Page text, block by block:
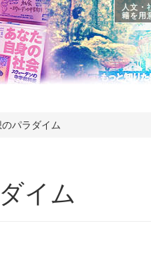
人文・
籍を用
パラダイム
イム